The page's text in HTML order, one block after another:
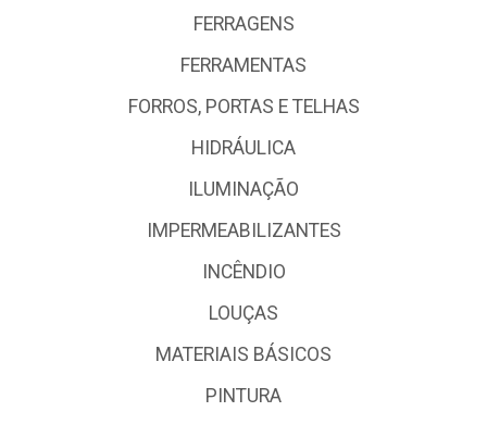
FERRAGENS
FERRAMENTAS
FORROS, PORTAS E TELHAS
HIDRÁULICA
ILUMINAÇÃO
IMPERMEABILIZANTES
INCÊNDIO
LOUÇAS
MATERIAIS BÁSICOS
PINTURA